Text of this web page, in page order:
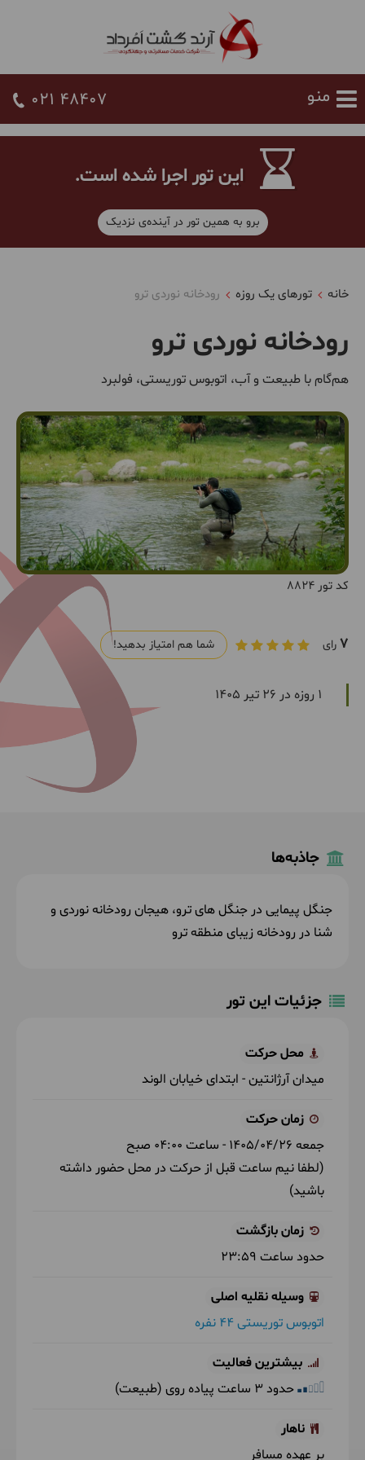
021 48407
این تور اجرا شده است.
برو به همین تور در آینده‌ی نزدیک
خانه تورهای یک روزه رودخانه نوردی ترو
رودخانه نوردی ترو
هم‌گام با طبیعت و آب، اتوبوس توریستی، فولبرد
کد تور 8824
7 رای شما هم امتیاز بدهید!
1 روزه در 26 تیر 1405
جاذبه‌ها
جنگل پیمایی در جنگل های ترو، هیجان رودخانه نوردی و
شنا در رودخانه زیبای منطقه ترو
جزئیات این تور
محل حرکت
میدان آرژانتین - ابتدای خیابان الوند
زمان حرکت
جمعه 1405/04/26 - ساعت 04:00 صبح
(لطفا نیم ساعت قبل از حرکت در محل حضور داشته
باشید)
زمان بازگشت
حدود ساعت 23:59
وسیله نقلیه اصلی
اتوبوس توریستی 44 نفره
بیشترین فعالیت
حدود 3 ساعت پیاده روی (طبیعت)
ناهار
بر عهده مسافر